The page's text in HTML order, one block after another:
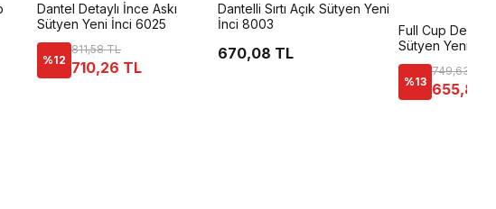
Dantel Detaylı İnce Askı
Sütyen Yeni İnci 6025
%12
811,58 TL
710,26 TL
Dantelli Sırtı Açık Sütyen Yeni
İnci 8003
670,08 TL
Full Cup
Sütyen Yeni İnci
%13
749,63 TL
655,86